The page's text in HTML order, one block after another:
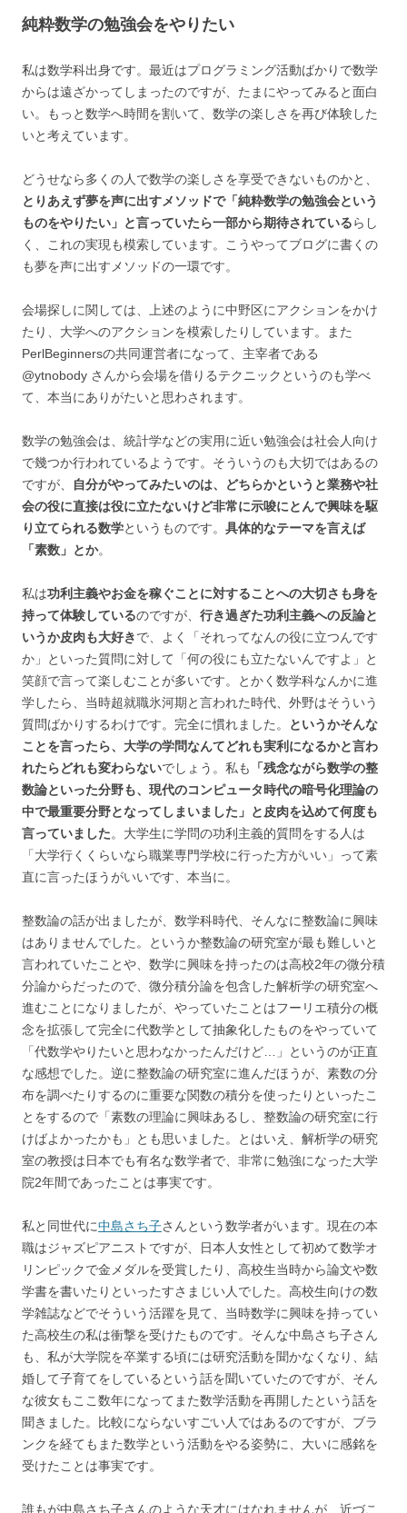
純粋数学の勉強会をやりたい
私は数学科出身です。最近はプログラミング活動ばかりで数学
からは遠ざかってしまったのですが、たまにやってみると面白
い。もっと数学へ時間を割いて、数学の楽しさを再び体験した
いと考えています。
どうせなら多くの人で数学の楽しさを享受できないものかと、
とりあえず夢を声に出すメソッドで「純粋数学の勉強会という
ものをやりたい」と言っていたら一部から期待されているらし
く、これの実現も模索しています。こうやってブログに書くの
も夢を声に出すメソッドの一環です。
会場探しに関しては、上述のように中野区にアクションをかけ
たり、大学へのアクションを模索したりしています。また
PerlBeginnersの共同運営者になって、主宰者である
@ytnobody さんから会場を借りるテクニックというのも学べ
て、本当にありがたいと思わされます。
数学の勉強会は、統計学などの実用に近い勉強会は社会人向け
で幾つか行われているようです。そういうのも大切ではあるの
ですが、
自分がやってみたいのは、どちらかというと業務や社
会の役に直接は役に立たないけど非常に示唆にとんで興味を駆
り立てられる数学というものです。 具体的なテーマを言えば
「素数」とか。
私は功利主義やお金を稼ぐことに対することへの大切さも身を
持って体験しているのですが、 行き過ぎた功利主義への反論と
いうか皮肉も大好きで、よく「それってなんの役に立つんです
か」といった質問に対して「何の役にも立たないんですよ」と
笑顔で言って楽しむことが多いです。とかく数学科なんかに進
学したら、当時超就職氷河期と言われた時代、外野はそういう
質問ばかりするわけです。完全に慣れました。
というかそんな
ことを言ったら、大学の学問なんてどれも実利になるかと言わ
れたらどれも変わらないでしょう。私も
「残念ながら数学の整
数論といった分野も、現代のコンピュータ時代の暗号化理論の
中で最重要分野となってしまいました」と皮肉を込めて何度も
言っていました。大学生に学問の功利主義的質問をする人は
「大学行くくらいなら職業専門学校に行った方がいい」って素
直に言ったほうがいいです、本当に。
整数論の話が出ましたが、数学科時代、そんなに整数論に興味
はありませんでした。というか整数論の研究室が最も難しいと
言われていたことや、数学に興味を持ったのは高校2年の微分積
分論からだったので、微分積分論を包含した解析学の研究室へ
進むことになりましたが、やっていたことはフーリエ積分の概
念を拡張して完全に代数学として抽象化したものをやっていて
「代数学やりたいと思わなかったんだけど…」というのが正直
な感想でした。逆に整数論の研究室に進んだほうが、素数の分
布を調べたりするのに重要な関数の積分を使ったりといったこ
とをするので「素数の理論に興味あるし、整数論の研究室に行
けばよかったかも」とも思いました。とはいえ、解析学の研究
室の教授は日本でも有名な数学者で、非常に勉強になった大学
院2年間であったことは事実です。
私と同世代に中島さち子さんという数学者がいます。現在の本
職はジャズピアニストですが、日本人女性として初めて数学オ
リンピックで金メダルを受賞したり、高校生当時から論文や数
学書を書いたりといったすさまじい人でした。高校生向けの数
学雑誌などでそういう活躍を見て、当時数学に興味を持ってい
た高校生の私は衝撃を受けたものです。そんな中島さち子さん
も、私が大学院を卒業する頃には研究活動を聞かなくなり、結
婚して子育てをしているという話を聞いていたのですが、そん
な彼女もここ数年になってまた数学活動を再開したという話を
聞きました。比較にならないすごい人ではあるのですが、ブラ
ンクを経てもまた数学という活動をやる姿勢に、大いに感銘を
受けたことは事実です。
誰もが中島さち子さんのような天才にはなれませんが、近づこ